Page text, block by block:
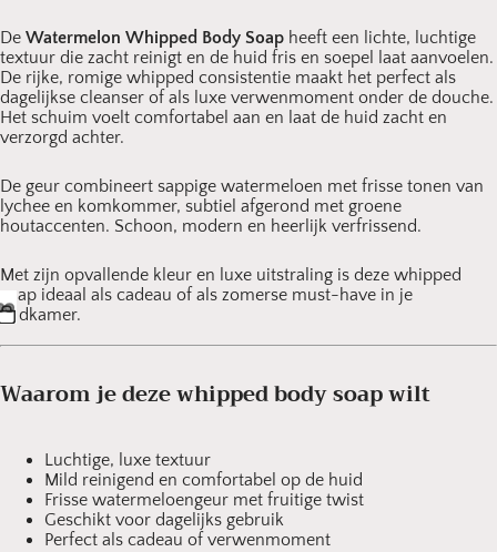
De Watermelon Whipped Body Soap heeft een lichte, luchtige
textuur die zacht reinigt en de huid fris en soepel laat aanvoelen.
De rijke, romige whipped consistentie maakt het perfect als
dagelijkse cleanser of als luxe verwenmoment onder de douche.
Het schuim voelt comfortabel aan en laat de huid zacht en
verzorgd achter.
De geur combineert sappige watermeloen met frisse tonen van
lychee en komkommer, subtiel afgerond met groene
houtaccenten. Schoon, modern en heerlijk verfrissend.
Met zijn opvallende kleur en luxe uitstraling is deze whipped
soap ideaal als cadeau of als zomerse must-have in je
badkamer.
Waarom je deze whipped body soap wilt
Luchtige, luxe textuur
Mild reinigend en comfortabel op de huid
Frisse watermeloengeur met fruitige twist
Geschikt voor dagelijks gebruik
Perfect als cadeau of verwenmoment